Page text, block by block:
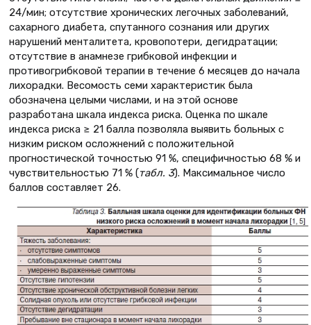
24/мин; отсутствие хронических легочных заболеваний,
сахарного диабета, спутанного сознания или других
нарушений менталитета, кровопотери, дегидратации;
отсутствие в анамнезе грибковой инфекции и
противогрибковой терапии в течение 6 месяцев до начала
лихорадки. Весомость семи характеристик была
обозначена целыми числами, и на этой основе
разработана шкала индекса риска. Оценка по шкале
индекса риска ≥ 21 балла позволяла выявить больных с
низким риском осложнений с положительной
прогностической точностью 91 %, специфичностью 68 % и
чувствительностью 71 % (табл. 3). Максимальное число
баллов составляет 26.